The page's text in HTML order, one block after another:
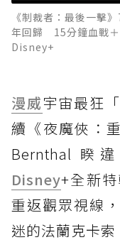
《制裁者：最後一擊
年回歸 15分鐘血戰＋
Disney+
漫威宇宙最狂
續《夜魔俠：
Bernthal 睽
Disney+全新
重返觀眾視線
迷的法蘭克卡索